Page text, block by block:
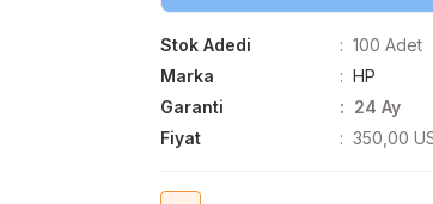
Stok Adedi
100 Adet
Marka
HP
Garanti
24 Ay
Fiyat
350,00